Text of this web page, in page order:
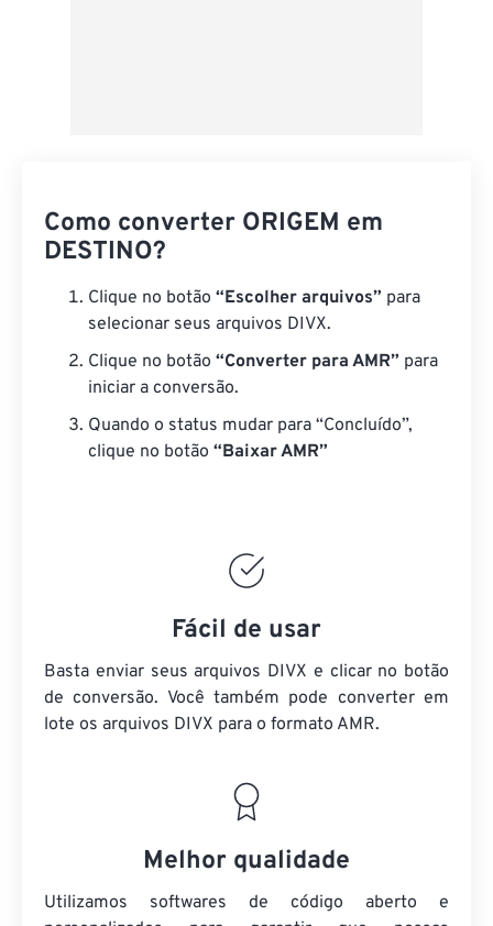
Como converter ORIGEM em
DESTINO?
Clique no botão “Escolher arquivos” para
selecionar seus arquivos DIVX.
Clique no botão “Converter para AMR” para
iniciar a conversão.
Quando o status mudar para “Concluído”,
clique no botão “Baixar AMR”
Fácil de usar
Basta enviar seus arquivos DIVX e clicar no botão
de conversão. Você também pode converter em
lote os arquivos DIVX para o formato AMR.
Melhor qualidade
Utilizamos softwares de código aberto e